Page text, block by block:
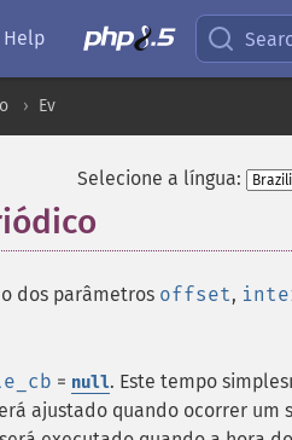
Help
Ev
Selecione a língua:
dos parâmetros offset,
= null. Este tempo
ajustado quando ocorrer um